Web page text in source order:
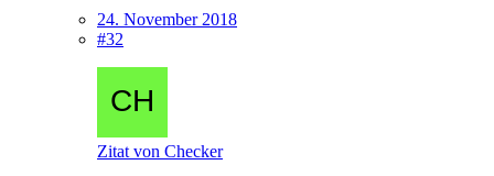
24. November 2018
#32
Zitat von Checker